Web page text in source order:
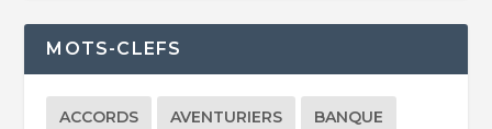
MOTS-CLEFS
ACCORDS AVENTURIERS BANQUE